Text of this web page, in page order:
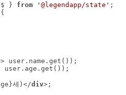
} from '@legendapp/state'
세) </div>